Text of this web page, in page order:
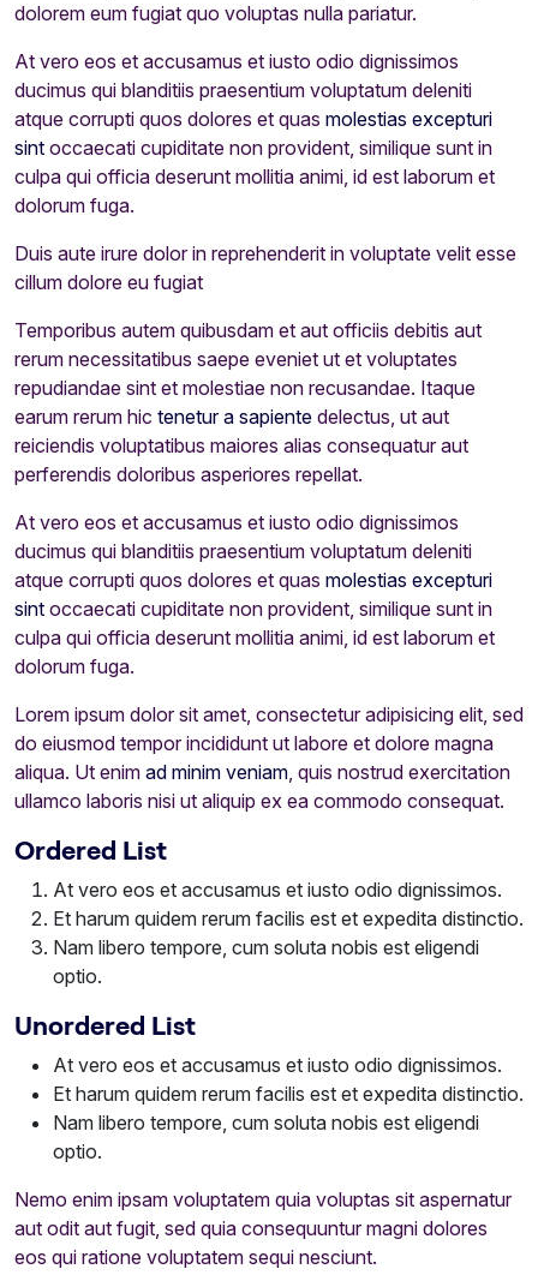
dolorem eum fugiat quo voluptas nulla pariatur.
At vero eos et accusamus et iusto odio dignissimos
ducimus qui blanditiis praesentium voluptatum deleniti
atque corrupti quos dolores et quas molestias excepturi
sint occaecati cupiditate non provident, similique sunt in
culpa qui officia deserunt mollitia animi, id est laborum et
dolorum fuga.
Duis aute irure dolor in reprehenderit in voluptate velit esse
cillum dolore eu fugiat
Temporibus autem quibusdam et aut officiis debitis aut
rerum necessitatibus saepe eveniet ut et voluptates
repudiandae sint et molestiae non recusandae. Itaque
earum rerum hic tenetur a sapiente delectus, ut aut
reiciendis voluptatibus maiores alias consequatur aut
perferendis doloribus asperiores repellat.
At vero eos et accusamus et iusto odio dignissimos
ducimus qui blanditiis praesentium voluptatum deleniti
atque corrupti quos dolores et quas molestias excepturi
sint occaecati cupiditate non provident, similique sunt in
culpa qui officia deserunt mollitia animi, id est laborum et
dolorum fuga.
Lorem ipsum dolor sit amet, consectetur adipisicing elit, sed
do eiusmod tempor incididunt ut labore et dolore magna
aliqua. Ut enim ad minim veniam, quis nostrud exercitation
ullamco laboris nisi ut aliquip ex ea commodo consequat.
Ordered List
At vero eos et accusamus et iusto odio dignissimos.
Et harum quidem rerum facilis est et expedita distinctio.
Nam libero tempore, cum soluta nobis est eligendi
optio.
Unordered List
At vero eos et accusamus et iusto odio dignissimos.
Et harum quidem rerum facilis est et expedita distinctio.
Nam libero tempore, cum soluta nobis est eligendi
optio.
Nemo enim ipsam voluptatem quia voluptas sit aspernatur
aut odit aut fugit, sed quia consequuntur magni dolores
eos qui ratione voluptatem sequi nesciunt.